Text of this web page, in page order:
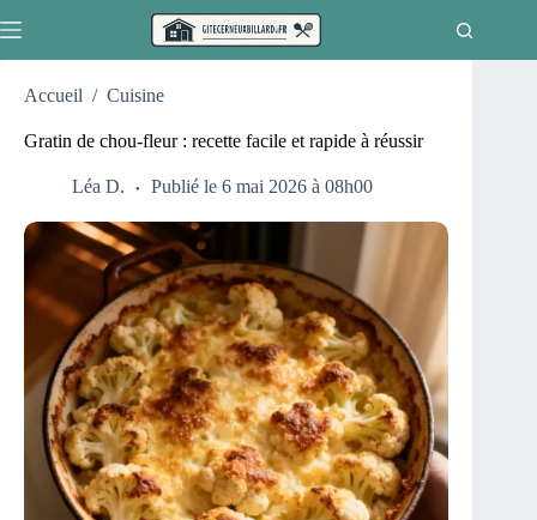
au
Accueil / Cuisine
Gratin de chou-fleur : recette facile et rapide à réussir
Léa D. Publié le 6 mai 2026 à 08h00